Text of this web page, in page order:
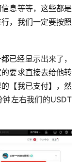
息等等，这些都是
，我们一定要按照
已经显示出来了，
要求直接去给他转
【我已支付】，然
钟左右我们的USDT